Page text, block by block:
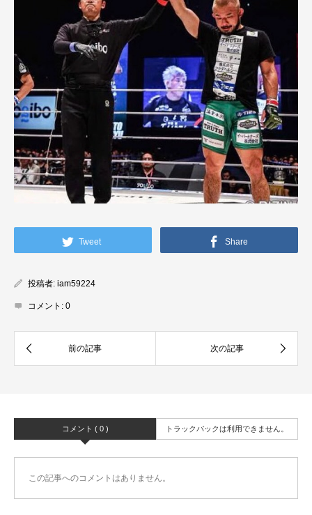
Tweet Share
投稿者: iam59224
コメント: 0
コメント ( 0 ) トラックバックは利用できません。
この記事へのコメントはありません。